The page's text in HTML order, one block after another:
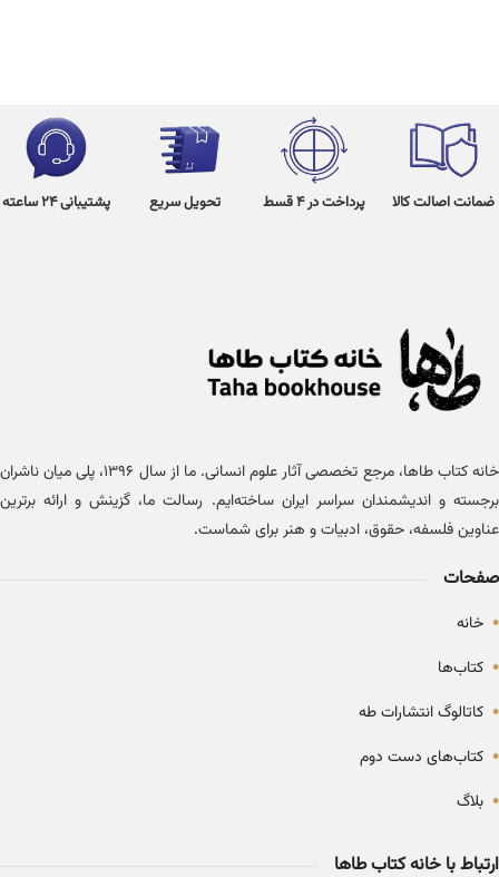
ضمانت اصالت کالا پرداخت در 4 قسط تحویل سریع پشتیبانی 24 ساعته
خانه کتاب طاها، مرجع تخصصی آثار علوم انسانی. ما از سال ۱۳۹۶، پلی میان ناشران
برجسته و اندیشمندان سراسر ایران ساخته‌ایم. رسالت ما، گزینش و ارائه برترین
عناوین فلسفه، حقوق، ادبیات و هنر برای شماست.
صفحات
• خانه
• کتاب‌ها
• کاتالوگ انتشارات طه
• کتاب‌های دست دوم
• بلاگ
ارتباط با خانه کتاب طاها